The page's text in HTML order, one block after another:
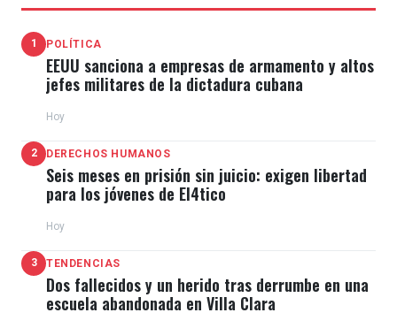
1 POLÍTICA
EEUU sanciona a empresas de armamento y altos
jefes militares de la dictadura cubana
Hoy
2 DERECHOS HUMANOS
Seis meses en prisión sin juicio: exigen libertad
para los jóvenes de El4tico
Hoy
3 TENDENCIAS
Dos fallecidos y un herido tras derrumbe en una
escuela abandonada en Villa Clara